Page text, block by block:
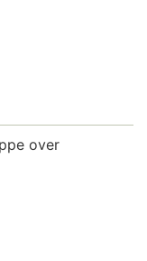
over